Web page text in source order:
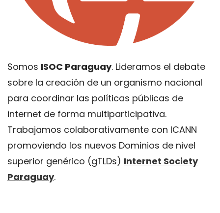
Somos ISOC Paraguay. Lideramos el debate
sobre la creación de un organismo nacional
para coordinar las políticas públicas de
internet de forma multiparticipativa.
Trabajamos colaborativamente con ICANN
promoviendo los nuevos Dominios de nivel
superior genérico (gTLDs) Internet Society
Paraguay.